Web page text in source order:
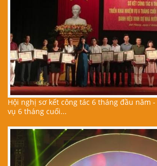
Hội nghị sơ kết công tác 6 tháng đầu năm
vụ 6 tháng cuối...